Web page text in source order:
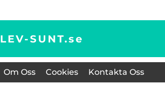
LEV-SUNT.se
Om Oss Cookies Kontakta Oss